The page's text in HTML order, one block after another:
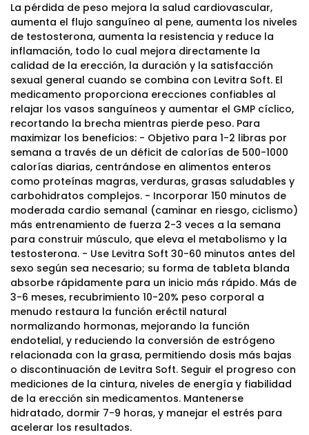
La pérdida de peso mejora la salud cardiovascular,
aumenta el flujo sanguíneo al pene, aumenta los niveles
de testosterona, aumenta la resistencia y reduce la
inflamación, todo lo cual mejora directamente la
calidad de la erección, la duración y la satisfacción
sexual general cuando se combina con Levitra Soft. El
medicamento proporciona erecciones confiables al
relajar los vasos sanguíneos y aumentar el GMP cíclico,
recortando la brecha mientras pierde peso. Para
maximizar los beneficios: - Objetivo para 1-2 libras por
semana a través de un déficit de calorías de 500-1000
calorías diarias, centrándose en alimentos enteros
como proteínas magras, verduras, grasas saludables y
carbohidratos complejos. - Incorporar 150 minutos de
moderada cardio semanal (caminar en riesgo, ciclismo)
más entrenamiento de fuerza 2-3 veces a la semana
para construir músculo, que eleva el metabolismo y la
testosterona. - Use Levitra Soft 30-60 minutos antes del
sexo según sea necesario; su forma de tableta blanda
absorbe rápidamente para un inicio más rápido. Más de
3-6 meses, recubrimiento 10-20% peso corporal a
menudo restaura la función eréctil natural
normalizando hormonas, mejorando la función
endotelial, y reduciendo la conversión de estrógeno
relacionada con la grasa, permitiendo dosis más bajas
o discontinuación de Levitra Soft. Seguir el progreso con
mediciones de la cintura, niveles de energía y fiabilidad
de la erección sin medicamentos. Mantenerse
hidratado, dormir 7-9 horas, y manejar el estrés para
acelerar los resultados.